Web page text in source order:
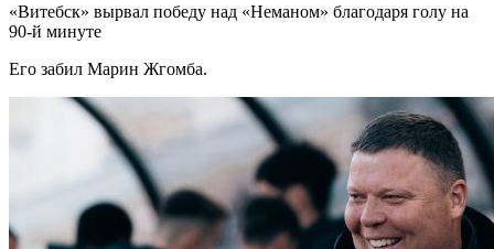
«Витебск» вырвал победу над «Неманом» благодаря голу на
90-й минуте
Его забил Марин Жгомба.